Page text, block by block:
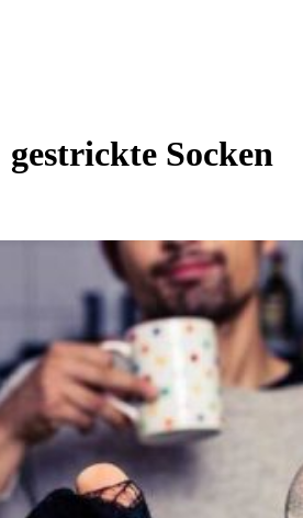
gestrickte Socken